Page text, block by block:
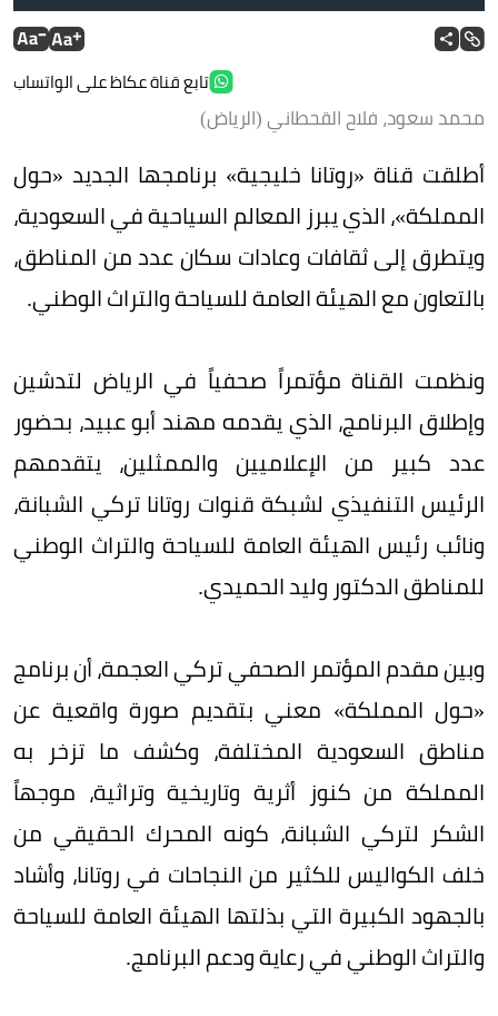
تابع قناة عكاظ على الواتساب
محمد سعود، فلاح القحطاني (الرياض)
أطلقت قناة «روتانا خليجية» برنامجها الجديد «حول
المملكة»، الذي يبرز المعالم السياحية في السعودية،
ويتطرق إلى ثقافات وعادات سكان عدد من المناطق،
بالتعاون مع الهيئة العامة للسياحة والتراث الوطني.
ونظمت القناة مؤتمراً صحفياً في الرياض لتدشين
وإطلاق البرنامج، الذي يقدمه مهند أبو عبيد، بحضور
عدد كبير من الإعلاميين والممثلين، يتقدمهم
الرئيس التنفيذي لشبكة قنوات روتانا تركي الشبانة،
ونائب رئيس الهيئة العامة للسياحة والتراث الوطني
للمناطق الدكتور وليد الحميدي.
وبين مقدم المؤتمر الصحفي تركي العجمة، أن برنامج
«حول المملكة» معني بتقديم صورة واقعية عن
مناطق السعودية المختلفة، وكشف ما تزخر به
المملكة من كنوز أثرية وتاريخية وتراثية، موجهاً
الشكر لتركي الشبانة، كونه المحرك الحقيقي من
خلف الكواليس للكثير من النجاحات في روتانا، وأشاد
بالجهود الكبيرة التي بذلتها الهيئة العامة للسياحة
والتراث الوطني في رعاية ودعم البرنامج.